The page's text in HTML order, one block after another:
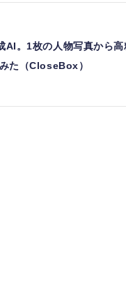
AI。1枚の人物写真から
た（CloseBox）